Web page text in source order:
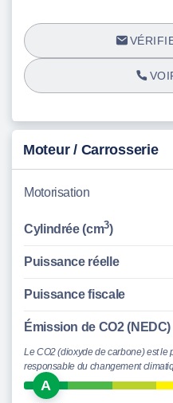
Moteur / Carrosserie
Motorisation
Cylindrée (cm3)
Puissance réelle
Puissance fiscale
Émission de CO2 (NEDC)
Le CO2 (dioxyde de carbone) est le
responsable du changement
A